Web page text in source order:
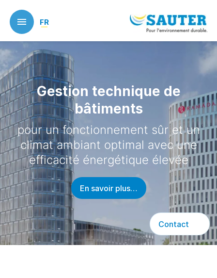
main
content
FR
Gestion technique de
bâtiments
pour un fonctionnement sûr et un
climat ambiant optimal avec une
efficacité énergétique élevée
En savoir plus…
Contact